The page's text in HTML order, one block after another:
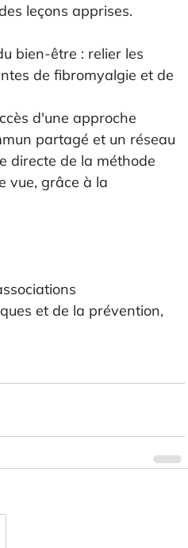
leçons apprises.
bien-être : relier les
de fibromyalgie et de
d'une approche
partagé et un réseau
directe de la méthode
vue, grâce à la
et de la prévention,